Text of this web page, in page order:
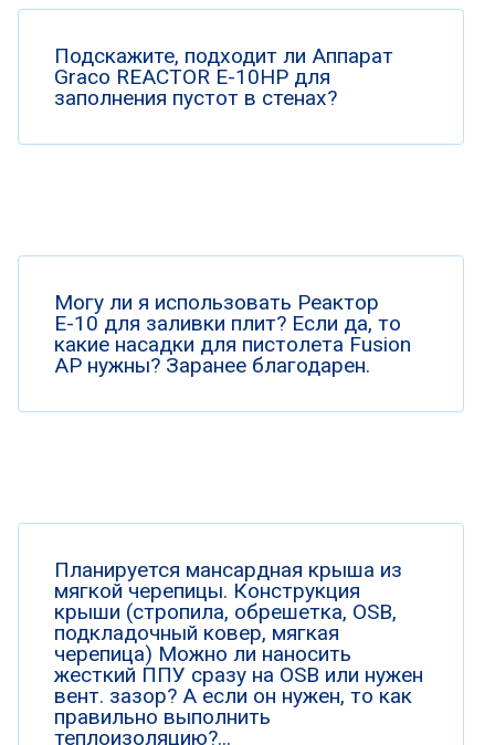
Подскажите, подходит ли Аппарат
Graco REACTOR E-10HP для
заполнения пустот в стенах?
Могу ли я использовать Реактор
Е-10 для заливки плит? Если да, то
какие насадки для пистолета Fusion
AP нужны? Заранее благодарен.
Планируется мансардная крыша из
мягкой черепицы. Конструкция
крыши (стропила, обрешетка, OSB,
подкладочный ковер, мягкая
черепица) Можно ли наносить
жесткий ППУ сразу на OSB или нужен
вент. зазор? А если он нужен, то как
правильно выполнить
теплоизоляцию?...